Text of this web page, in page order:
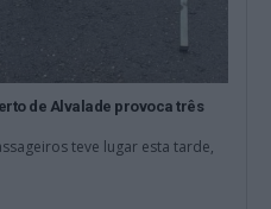
de Alvalade provoca três
teve lugar esta tarde,